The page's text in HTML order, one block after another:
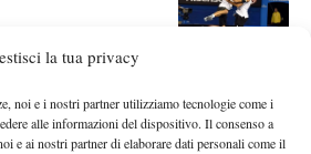
la tua privacy
noi e i nostri partner utilizziamo tecnologie come i
alle informazioni del dispositivo. Il consenso a
e ai nostri partner di elaborare dati personali come il
quarta finale a Melbourne